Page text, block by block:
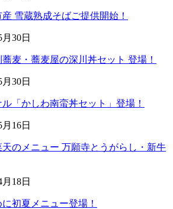
雪蔵熟成そばご提供開始！
30日
麦・蕎麦屋の深川丼セット 登場！
30日
「かしわ南蛮丼セット」登場！
16日
のメニュー 万願寺とうがらし・新牛
18日
初夏メニュー登場！